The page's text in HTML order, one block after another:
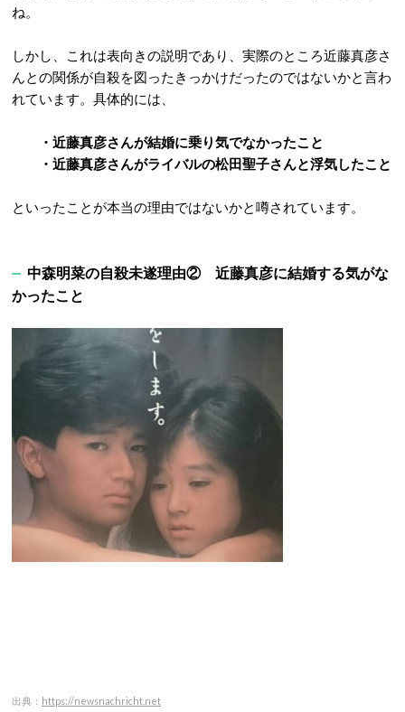
ね。
しかし、これは表向きの説明であり、実際のところ近藤真彦さ
んとの関係が自殺を図ったきっかけだったのではないかと言わ
れています。具体的には、
・近藤真彦さんが結婚に乗り気でなかったこと
・近藤真彦さんがライバルの松田聖子さんと浮気したこと
といったことが本当の理由ではないかと噂されています。
中森明菜の自殺未遂理由② 近藤真彦に結婚する気がな
かったこと
出典： https://newsnachricht.net